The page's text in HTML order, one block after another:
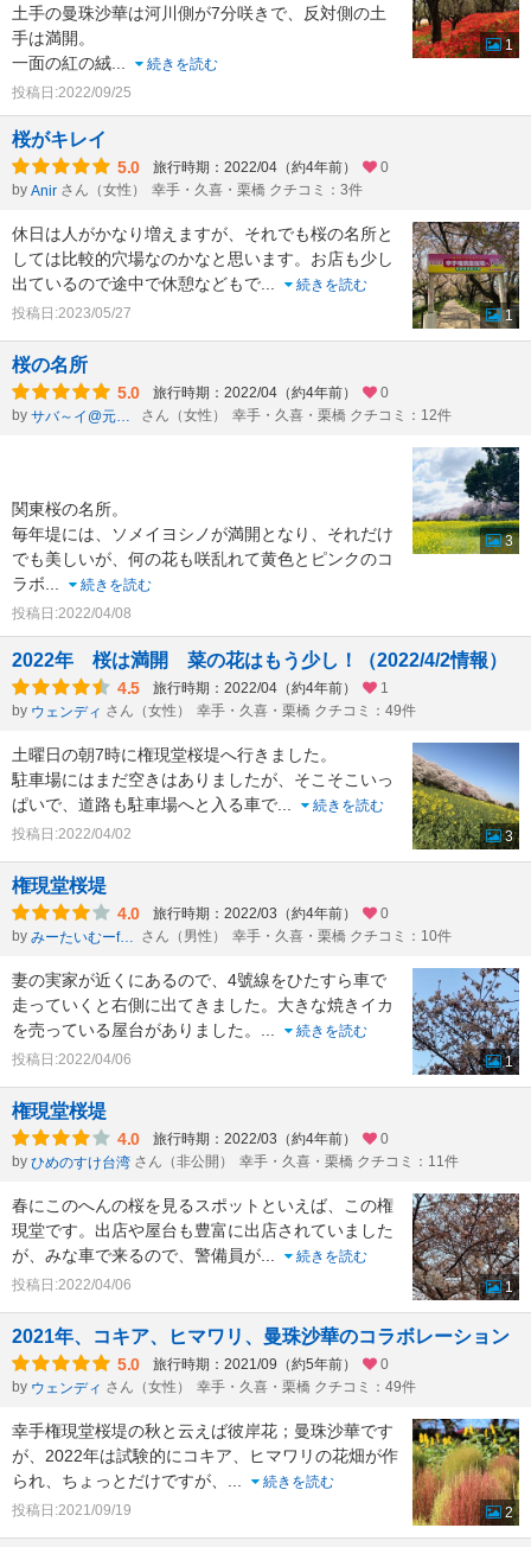
土手の曼珠沙華は河川側が7分咲きで、反対側の土
手は満開。
一面の紅の絨
続きを読む
投稿日:2022/09/25
1
桜がキレイ
5.0 旅行時期：2022/04（約4年前）
0
by Anir さん（女性） 幸手・久喜・栗橋 クチコミ：3件
休日は人がかなり増えますが、それでも桜の名所と
しては比較的穴場なのかなと思います。お店も少し
出ているので途中で休憩などもで
続きを読む
投稿日:2023/05/27
1
桜の名所
5.0 旅行時期：2022/04（約4年前）
0
by
サバ～イ@元ツアコン上から目線 さん（女性） 幸手・久喜・栗橋 クチコミ：12件
関東桜の名所。
毎年堤には、ソメイヨシノが満開となり、それだけ
でも美しいが、何の花も咲乱れて黄色とピンクのコ
ラボ
続きを読む
投稿日:2022/04/08
3
2022年 桜は満開 菜の花はもう少し！（2022/4/2情報）
4.5 旅行時期：2022/04（約4年前）
1
by ウェンディ さん（女性） 幸手・久喜・栗橋 クチコミ：49件
土曜日の朝7時に権現堂桜堤へ行きました。
駐車場にはまだ空きはありましたが、そこそこいっ
ぱいで、道路も駐車場へと入る車で
続きを読む
投稿日:2022/04/02
3
権現堂桜堤
4.0 旅行時期：2022/03（約4年前）
0
by
みーたいむーformひかのすけ さん（男性） 幸手・久喜・栗橋 クチコミ：10件
妻の実家が近くにあるので、4號線をひたすら車で
走っていくと右側に出てきました。大きな焼きイカ
を売っている屋台がありました。
続きを読む
投稿日:2022/04/06
1
権現堂桜堤
4.0 旅行時期：2022/03（約4年前）
0
by ひめのすけ台湾 さん（非公開） 幸手・久喜・栗橋 クチコミ：11件
春にこのへんの桜を見るスポットといえば、この権
現堂です。出店や屋台も豊富に出店されていました
が、みな車で来るので、警備員が
続きを読む
投稿日:2022/04/06
1
2021年、コキア、ヒマワリ、曼珠沙華のコラボレーション
5.0 旅行時期：2021/09（約5年前）
0
by ウェンディ さん（女性） 幸手・久喜・栗橋 クチコミ：49件
幸手権現堂桜堤の秋と云えば彼岸花；曼珠沙華です
が、2022年は試験的にコキア、ヒマワリの花畑が作
られ、ちょっとだけですが、
続きを読む
投稿日:2021/09/19
2